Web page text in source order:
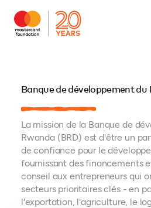
Banque de développement du
La mission de la Banque de
Rwanda (BRD) est d'être un
de confiance pour le
fournissant des financements
conseil aux entrepreneurs qui
secteurs prioritaires clés - en
l'exportation, l'agriculture, le